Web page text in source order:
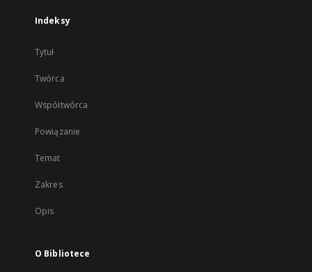
Indeksy
Tytuł
Twórca
Współtwórca
Powiązanie
Temat
Zakres
Opis
O Bibliotece